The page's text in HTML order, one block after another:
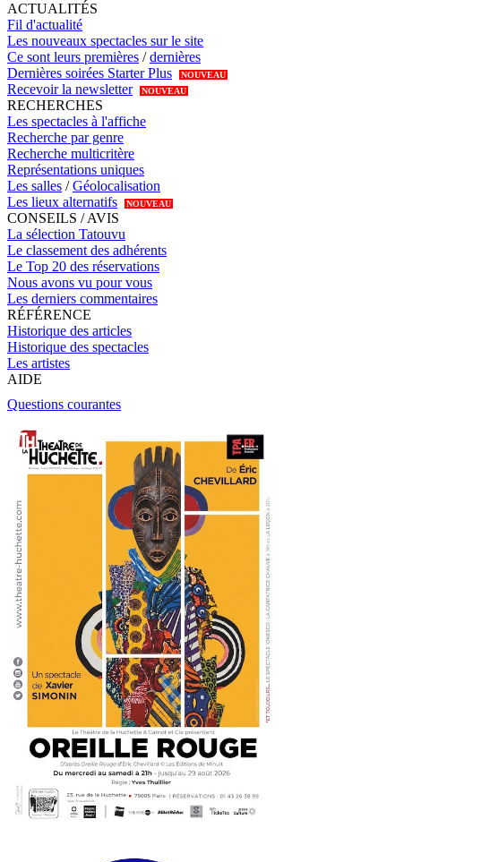
ACTUALITÉS
Fil d'actualité
Les nouveaux spectacles sur le site
Ce sont leurs premières /dernières
Dernières soirées Starter Plus
NOUVEAU
Recevoir la newsletter NOUVEAU
RECHERCHES
Les spectacles à l'affiche
Recherche par genre
Recherche multicritère
Représentations uniques
Les salles /Géolocalisation
Les lieux alternatifs
NOUVEAU
CONSEILS / AVIS
La sélection Tatouvu
Le classement des adhérents
Le Top 20 des réservations
Nous avons vu pour vous
Les derniers commentaires
RÉFÉRENCE
Historique des articles
Historique des spectacles
Les artistes
AIDE
Questions courantes